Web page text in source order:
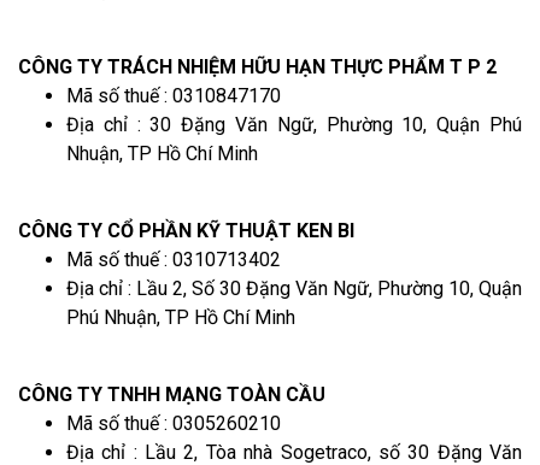
CÔNG TY TRÁCH NHIỆM HỮU HẠN THỰC PHẨM T P 2
Mã số thuế : 0310847170
Địa chỉ : 30 Đặng Văn Ngữ, Phường 10, Quận Phú
Nhuận, TP Hồ Chí Minh
CÔNG TY CỔ PHẦN KỸ THUẬT KEN BI
Mã số thuế : 0310713402
Địa chỉ : Lầu 2, Số 30 Đặng Văn Ngữ, Phường 10, Quận
Phú Nhuận, TP Hồ Chí Minh
CÔNG TY TNHH MẠNG TOÀN CẦU
Mã số thuế : 0305260210
Địa chỉ : Lầu 2, Tòa nhà Sogetraco, số 30 Đặng Văn